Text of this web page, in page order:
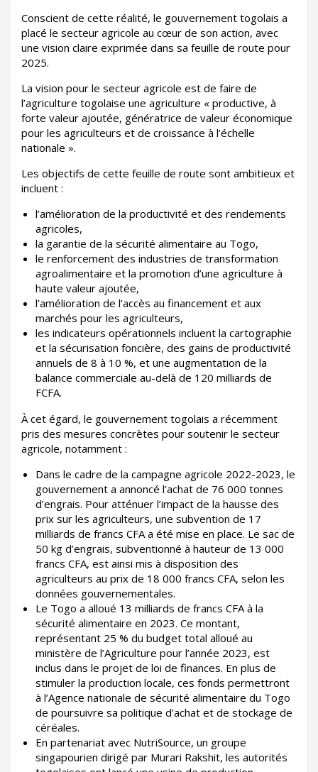
Conscient de cette réalité, le gouvernement togolais a
placé le secteur agricole au cœur de son action, avec
une vision claire exprimée dans sa feuille de route pour
2025.
La vision pour le secteur agricole est de faire de
l’agriculture togolaise une agriculture « productive, à
forte valeur ajoutée, génératrice de valeur économique
pour les agriculteurs et de croissance à l’échelle
nationale ».
Les objectifs de cette feuille de route sont ambitieux et
incluent :
l’amélioration de la productivité et des rendements
agricoles,
la garantie de la sécurité alimentaire au Togo,
le renforcement des industries de transformation
agroalimentaire et la promotion d’une agriculture à
haute valeur ajoutée,
l’amélioration de l’accès au financement et aux
marchés pour les agriculteurs,
les indicateurs opérationnels incluent la cartographie
et la sécurisation foncière, des gains de productivité
annuels de 8 à 10 %, et une augmentation de la
balance commerciale au-delà de 120 milliards de
FCFA.
À cet égard, le gouvernement togolais a récemment
pris des mesures concrètes pour soutenir le secteur
agricole, notamment :
Dans le cadre de la campagne agricole 2022-2023, le
gouvernement a annoncé l’achat de 76 000 tonnes
d’engrais. Pour atténuer l’impact de la hausse des
prix sur les agriculteurs, une subvention de 17
milliards de francs CFA a été mise en place. Le sac de
50 kg d’engrais, subventionné à hauteur de 13 000
francs CFA, est ainsi mis à disposition des
agriculteurs au prix de 18 000 francs CFA, selon les
données gouvernementales.
Le Togo a alloué 13 milliards de francs CFA à la
sécurité alimentaire en 2023. Ce montant,
représentant 25 % du budget total alloué au
ministère de l’Agriculture pour l’année 2023, est
inclus dans le projet de loi de finances. En plus de
stimuler la production locale, ces fonds permettront
à l’Agence nationale de sécurité alimentaire du Togo
de poursuivre sa politique d’achat et de stockage de
céréales.
En partenariat avec NutriSource, un groupe
singapourien dirigé par Murari Rakshit, les autorités